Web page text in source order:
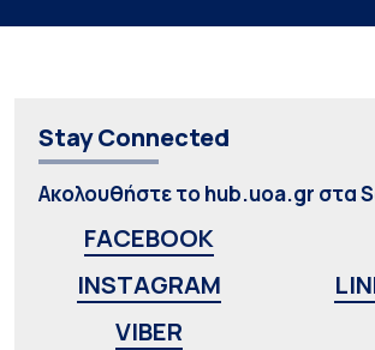
Stay Connected
Ακολουθήστε το hub.uoa.gr στα
FACEBOOK
INSTAGRAM
VIBER